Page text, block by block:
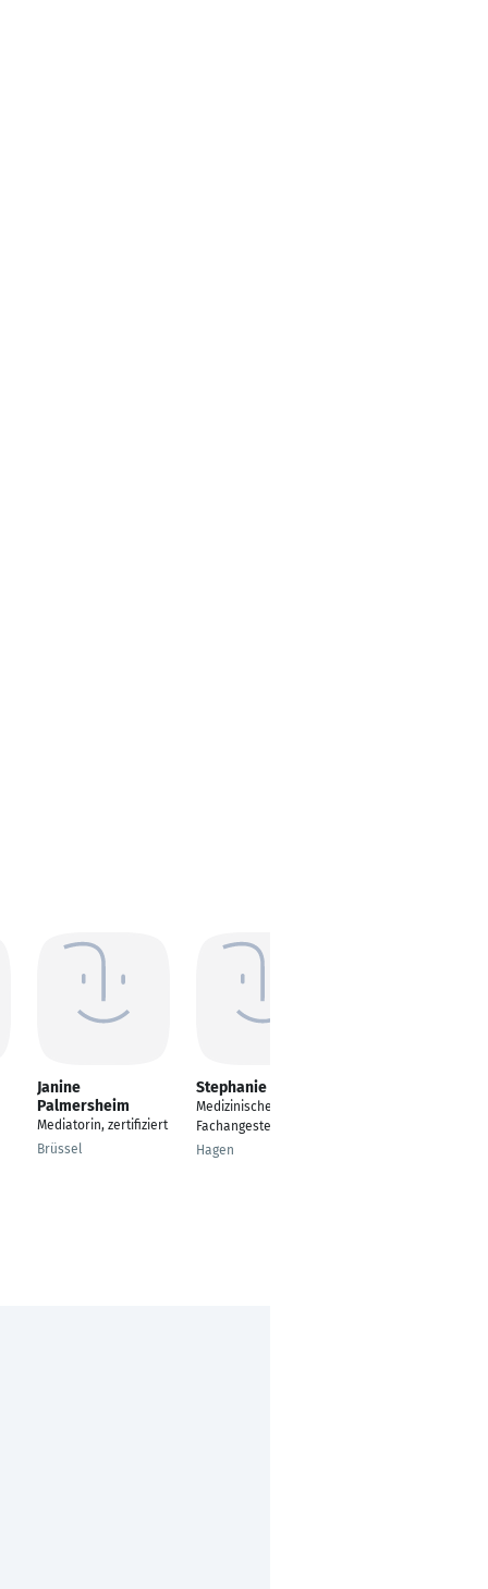
Janine
Palmersheim
Mediatorin, zertifiziert
Brüssel
Stephanie Harders
Medizinische
Fachangestellte
Hagen